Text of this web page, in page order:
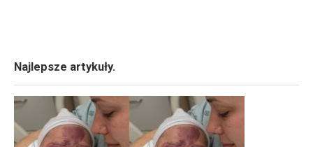
Najlepsze artykuły.